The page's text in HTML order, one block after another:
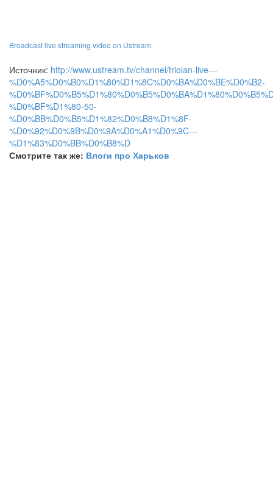
Broadcast live streaming video on Ustream
Источник: http://www.ustream.tv/channel/triolan-live---
%D0%A5%D0%B0%D1%80%D1%8C%D0%BA%D0%BE%D0%B2-
%D0%BF%D1%80-50-
%D0%BB%D0%B5%D1%82%D0%B8%D1%8F-
%D0%92%D0%9B%D0%9A%D0%A1%D0%9C---
%D1%83%D0%BB%D0%B8%D
Смотрите так же: Влоги про Харьков